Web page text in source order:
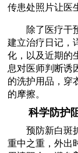
传患处照片让医
除了医疗干
建立治疗日记，
化，以及近期的
息对医师判断诱
的洗护用品，穿
的摩擦。
科学防护
预防新白斑
重中之重，外出